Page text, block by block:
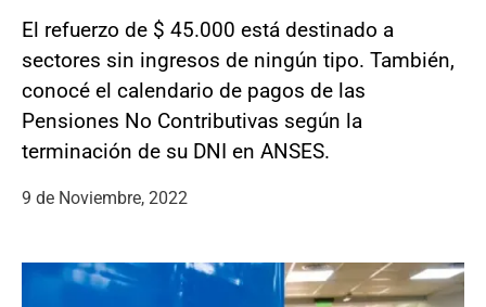
El refuerzo de $ 45.000 está destinado a
sectores sin ingresos de ningún tipo. También,
conocé el calendario de pagos de las
Pensiones No Contributivas según la
terminación de su DNI en ANSES.
9 de Noviembre, 2022